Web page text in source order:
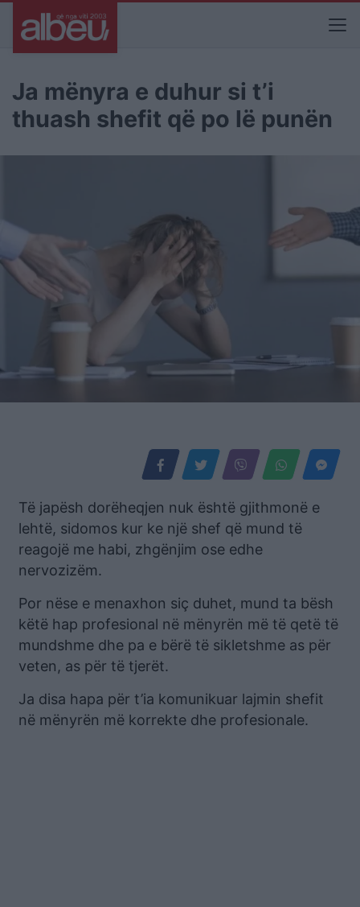
Ja mënyra e duhur si t’i
thuash shefit që po lë punën
Të japësh dorëheqjen nuk është gjithmonë e
lehtë, sidomos kur ke një shef që mund të
reagojë me habi, zhgënjim ose edhe
nervozizëm.
Por nëse e menaxhon siç duhet, mund ta bësh
këtë hap profesional në mënyrën më të qetë të
mundshme dhe pa e bërë të sikletshme as për
veten, as për të tjerët.
Ja disa hapa për t’ia komunikuar lajmin shefit
në mënyrën më korrekte dhe profesionale.